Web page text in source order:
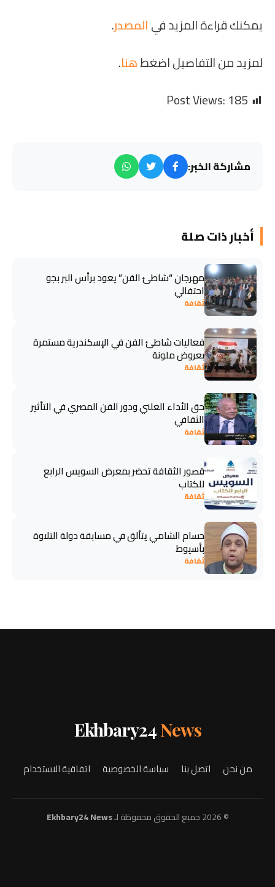
يمكنك قراءة المزيد فيالمصدر.
لمزيد من التفاصيل اضغطهنا.
Post Views:185
مشاركة الخبر:
أخبار ذات صلة
مهرجان “شاطئ الفن” يعود برأس البر بجو
احتفالي
ثقافة
فعاليات شاطئ الفن في الإسكندرية مستمرة
بعروض ملونة
ثقافة
حق الأداء العلني ودور الفن المصري في التأثير
الثقافي
ثقافة
قصور الثقافة تحضر بمعرض السويس الرابع
للكتاب
ثقافة
حسام الشامي يتألق في مسابقة دولة التلاوة
بأسيوط
ثقافة
Ekhbary24News
من نحن اتصل بنا سياسة الخصوصية اتفاقية الاستخدام
© 2026 جميع الحقوق محفوظة لـ Ekhbary24 News